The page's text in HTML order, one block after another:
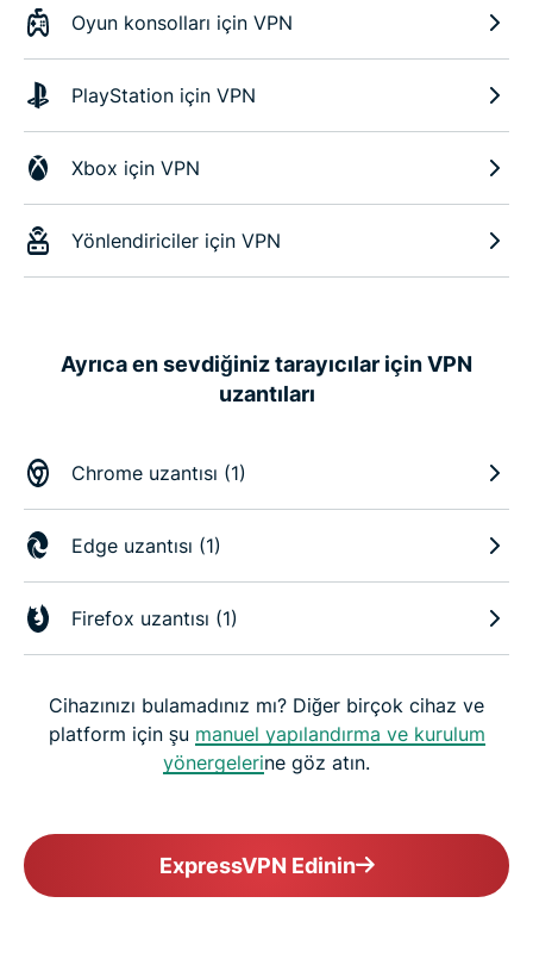
Oyun konsolları için VPN
PlayStation için VPN
Xbox için VPN
Yönlendiriciler için VPN
Ayrıca en sevdiğiniz tarayıcılar için VPN
uzantıları
Chrome uzantısı (1)
Edge uzantısı (1)
Firefox uzantısı (1)
Cihazınızı bulamadınız mı? Diğer birçok cihaz ve
platform için şu manuel yapılandırma ve kurulum
yönergelerine göz atın.
ExpressVPN Edinin